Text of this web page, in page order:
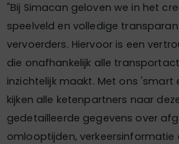
"Bij Simacan geloven we in het
speelveld en volledige
vervoerders. Hiervoor is een
die onafhankelijk alle
inzichtelijk maakt. Met ons
kijken alle ketenpartners naar
gedetailleerde gegevens over
omlooptijden, verkeersinformatie